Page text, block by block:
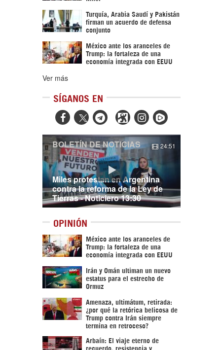
Turquía, Arabia Saudí y Pakistán
firman un acuerdo de defensa
conjunto
México ante los aranceles de
Trump: la fortaleza de una
economía integrada con EEUU
Ver más
SÍGANOS EN
  
Miles protestan en Argentina
contra la reforma de la Ley de
Tierras - Noticiero 13:30
BOLETÍN DE NOTICIAS 24:51
OPINIÓN
México ante los aranceles de
Trump: la fortaleza de una
economía integrada con EEUU
Irán y Omán ultiman un nuevo
estatus para el estrecho de
Ormuz
Amenaza, ultimátum, retirada:
¿por qué la retórica belicosa de
Trump contra Irán siempre
termina en retroceso?
Arbaín: El viaje eterno de
recuerdo, resistencia y